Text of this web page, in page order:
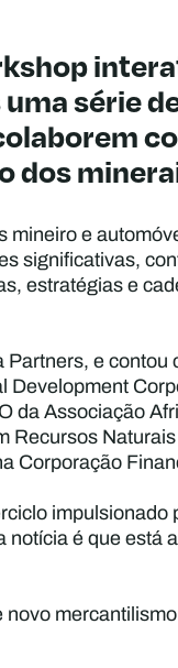
série
dos
e
significativas,
estratégias e
e
da Associação
Corporação
é que está